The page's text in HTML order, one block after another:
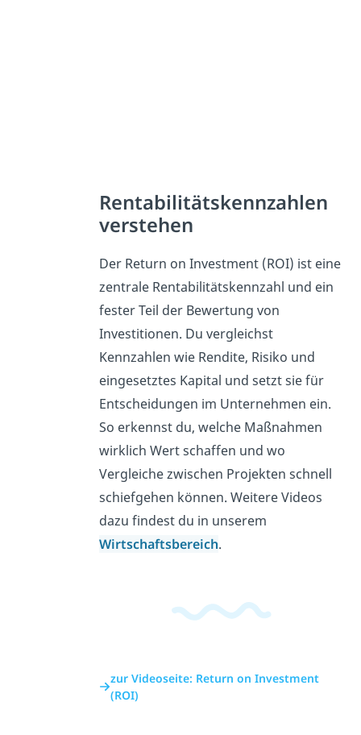
Rentabilitätskennzahlen
verstehen
Der Return on Investment (ROI) ist eine
zentrale Rentabilitätskennzahl und ein
fester Teil der Bewertung von
Investitionen. Du vergleichst
Kennzahlen wie Rendite, Risiko und
eingesetztes Kapital und setzt sie für
Entscheidungen im Unternehmen ein.
So erkennst du, welche Maßnahmen
wirklich Wert schaffen und wo
Vergleiche zwischen Projekten schnell
schiefgehen können. Weitere Videos
dazu findest du in unserem
Wirtschaftsbereich.
zur Videoseite: Return on Investment
(ROI)